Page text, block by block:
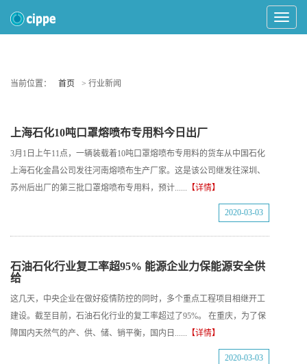
Toggle
当前位置： 首页 > 行业新闻
上海石化10吨口罩熔喷布专用料今日出厂
3月1日上午11点，一辆装载着10吨口罩熔喷布专用料的货车从中国石化
上海石化金昌公司发往河南熔喷布生产厂家。这是该公司继发往深圳、
苏州后出厂的第三批口罩熔喷布专用料，预计...... 【详情】
2020-03-03
石油石化行业复工率超95% 能源企业力保能源安全供
给
这几天，中央企业在做好疫情防控的同时，多个重点工程项目相继开工
建设。截至目前，石油石化行业的复工率超过了95%。 在重庆，为了保
障国内天然气的产、供、储、销平衡，国内日...... 【详情】
2020-03-03